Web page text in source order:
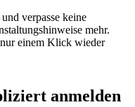
verpasse keine
mehr.
einem Klick wieder
anmelden